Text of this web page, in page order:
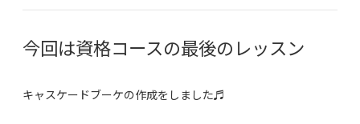
今回は資格コースの最後のレッスン
キャスケードブーケの作成をしました♬